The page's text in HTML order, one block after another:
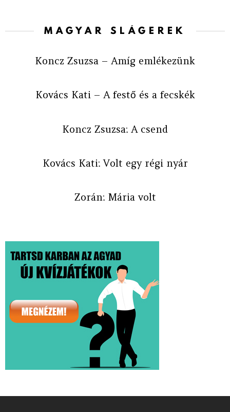
MAGYAR SLÁGEREK
Koncz Zsuzsa – Amíg emlékezünk
Kovács Kati – A festő és a fecskék
Koncz Zsuzsa: A csend
Kovács Kati: Volt egy régi nyár
Zorán: Mária volt